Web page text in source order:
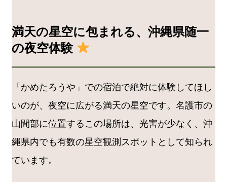
満天の星空に包まれる、沖縄県随一
の夜空体験
「かめたろうや」での宿泊で絶対に体験してほし
いのが、夜空に広がる満天の星空です。名護市の
山間部に位置するこの場所は、光害が少なく、沖
縄県内でも有数の星空観測スポットとして知られ
ています。